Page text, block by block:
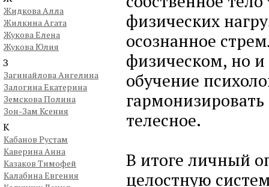
Жидкова Алла
Жилкина Агата
Жукова Елена
Жукова Юлия
З
Загинайлова Ангелина
Залогина Екатерина
Земскова Полина
Зон-Зам Ксения
К
Кабанов Рустам
Каверина Анна
Казаков Тимофей
Калабина Евгения
физических
осознанное
физическом, но
обучение
телесное.
В итоге личный
целостную